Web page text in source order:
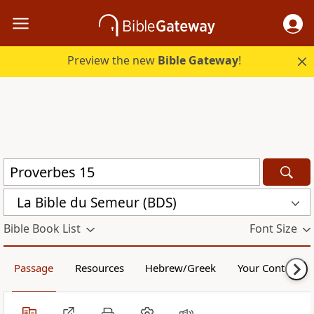
Preview the new Bible Gateway!
La Bible du Semeur (BDS)
Bible Book List Font Size
Passage Resources Hebrew/Greek Your Content